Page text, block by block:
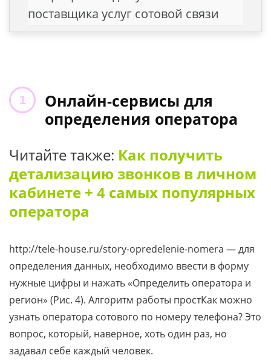
поставщика услуг сотовой связи
Онлайн-сервисы для
определения оператора
Читайте также: Как получить
детализацию звонков в личном
кабинете + 4 самых популярных
оператора
http://tele-house.ru/story-opredelenie-nomera — для
определения данных, необходимо ввести в форму
нужные цифры и нажать «Определить оператора и
регион» (Рис. 4). Алгоритм работы простКак можно
узнать оператора сотового по номеру телефона? Это
вопрос, который, наверное, хоть один раз, но
задавал себе каждый человек.